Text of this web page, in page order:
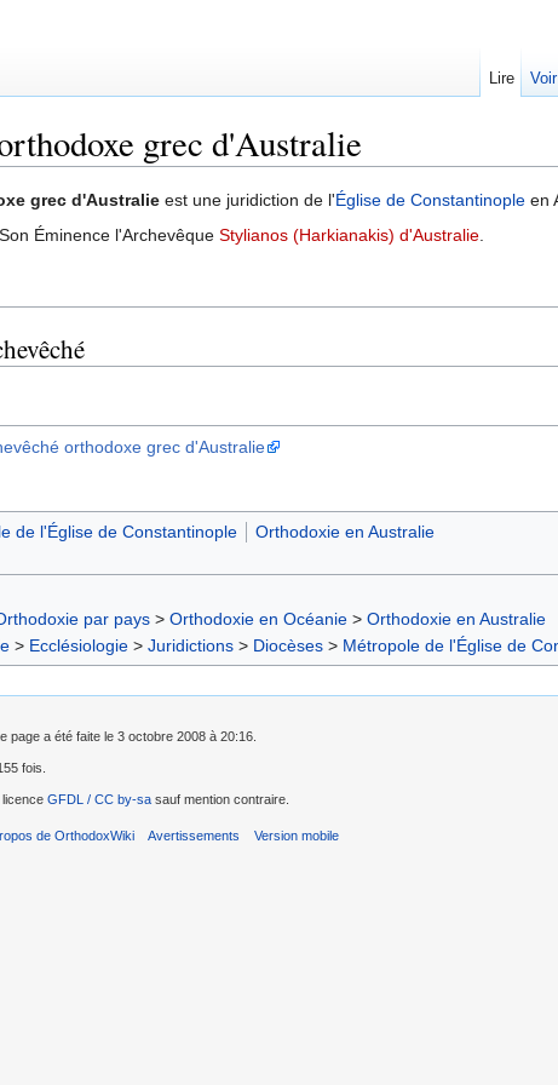
grec d'Australie
grec d'Australie est une juridiction de l'Église de Constantinople en
Éminence l'Archevêque Stylianos (Harkianakis) d'Australie.
orthodoxe grec d'Australie
de l'Église de Constantinople Orthodoxie en Australie
par pays > Orthodoxie en Océanie > Orthodoxie en Australie
> Ecclésiologie > Juridictions > Diocèses > Métropole de l'Église de
Lire
page a été faite le 3 octobre 2008 à 20:16.
fois.
licence GFDL / CC by-sa sauf mention contraire.
de OrthodoxWiki Avertissements Version mobile